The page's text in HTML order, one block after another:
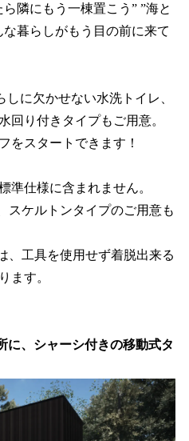
隣にもう一棟置こう” ”海と
暮らしがもう目の前に来て
しに欠かせない水洗トイレ、
回り付きタイプもご用意。
をスタートできます！
準仕様に含まれません。
スケルトンタイプのご用意も
、工具を使用せず着脱出来る
ます。
、シャーシ付きの移動式タ